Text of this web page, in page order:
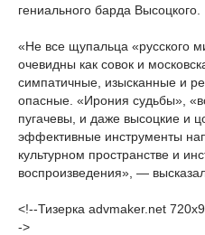
гениального барда Высоцкого.
«Не все щупальца «русского
очевидны как совок и
симпатичные, изысканные и
опасные. «Ирония судьбы»,
пугачевы, и даже высоцкие и
эффективные инструменты
культурном пространстве и
воспроизведения», —
<!--Тизерка advmaker.net
->